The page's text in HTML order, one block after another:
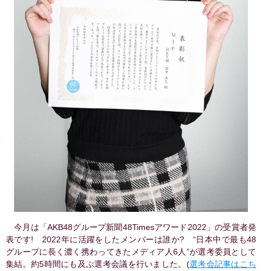
今月は「AKB48グループ新聞48Timesアワード2022」の受賞者発
表です! 2022年に活躍をしたメンバーは誰か? “日本中で最も48
グループに長く濃く携わってきたメディア人6人”が選考委員として
集結。約5時間にも及ぶ選考会議を行いました。(選考会記事はこち